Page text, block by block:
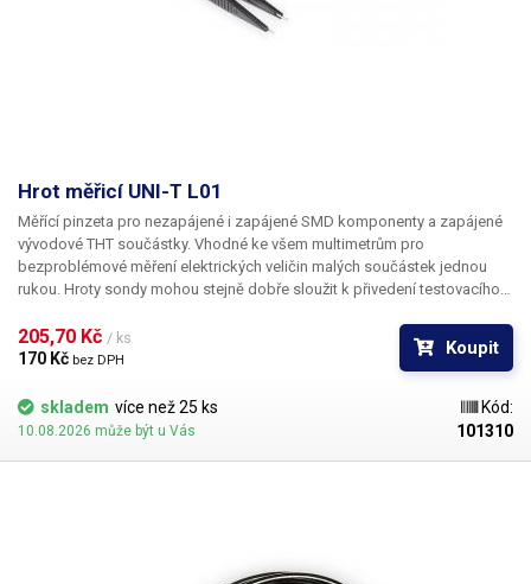
Hrot měřicí UNI-T L01
Měřící pinzeta pro nezapájené i zapájené SMD komponenty a zapájené
vývodové THT součástky. Vhodné ke všem multimetrům pro
bezproblémové měření elektrických veličin malých součástek jednou
rukou. Hroty sondy mohou stejně dobře sloužit k přivedení testovacího
SMD LED a to zejména zapájených v LED páscích.
205,70 Kč / ks
170 Kč bez DPH
Koupit
skladem více než 25 ks
10.08.2026 může být u Vás
Kód:
101310